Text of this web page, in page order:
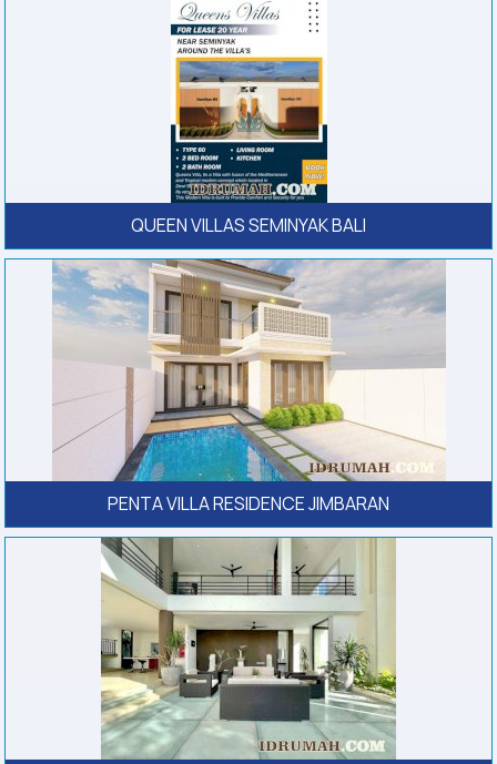
QUEEN VILLAS SEMINYAK BALI
PENTA VILLA RESIDENCE JIMBARAN